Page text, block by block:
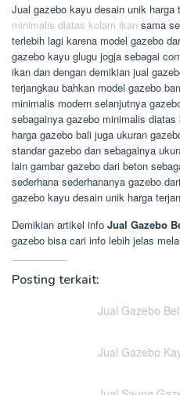
Jual gazebo kayu desain unik harga
minimalis diatas kolam ikan sama
terlebih lagi karena model gazebo
gazebo kayu glugu jogja sebagai
ikan dan dengan demikian jual
terjangkau bahkan model gazebo
minimalis modern selanjutnya
sebagainya gazebo minimalis
harga gazebo bali juga ukuran
standar gazebo dan sebagainya
lain gambar gazebo dari beton
sederhana sederhananya gazebo
gazebo kayu desain unik harga
Demikian artikel info Jual Gazebo
gazebo bisa cari info lebih jelas
Posting terkait:
Jual Gazebo
Jual Gazebo